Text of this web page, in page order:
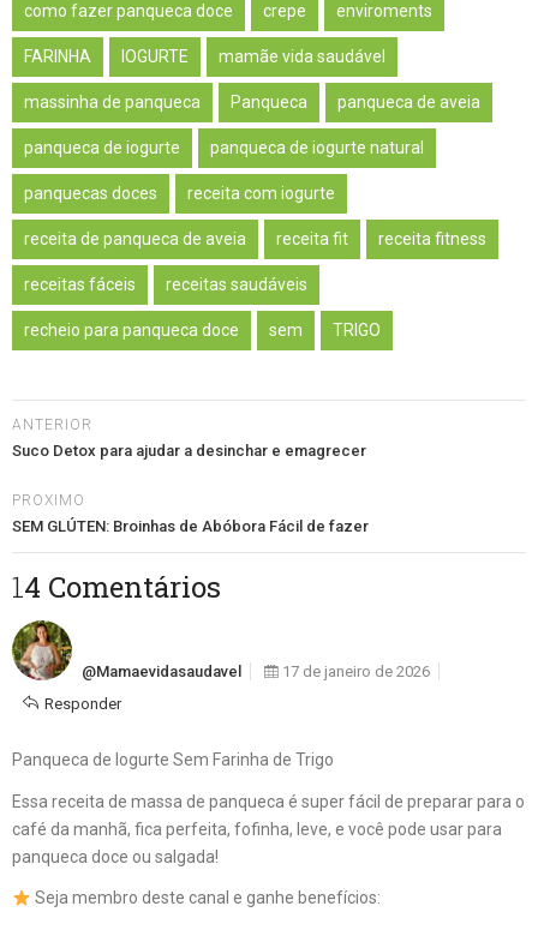
como fazer panqueca doce crepe enviroments
FARINHA IOGURTE mamãe vida saudável
massinha de panqueca Panqueca panqueca de aveia
panqueca de iogurte panqueca de iogurte natural
panquecas doces receita com iogurte
receita de panqueca de aveia receita fit receita fitness
receitas fáceis receitas saudáveis
recheio para panqueca doce sem TRIGO
ANTERIOR
Suco Detox para ajudar a desinchar e emagrecer
PROXIMO
SEM GLÚTEN: Broinhas de Abóbora Fácil de fazer
14 Comentários
@mamaevidasaudavel
17 de janeiro de 2026
Responder
Panqueca de Iogurte Sem Farinha de Trigo
Essa receita de massa de panqueca é super fácil de preparar para o
café da manhã, fica perfeita, fofinha, leve, e você pode usar para
panqueca doce ou salgada!
Seja membro deste canal e ganhe benefícios: